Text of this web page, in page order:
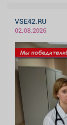
VSE42.RU
02.08.2026